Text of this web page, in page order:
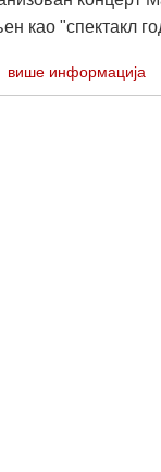
као "спектакл
више информација